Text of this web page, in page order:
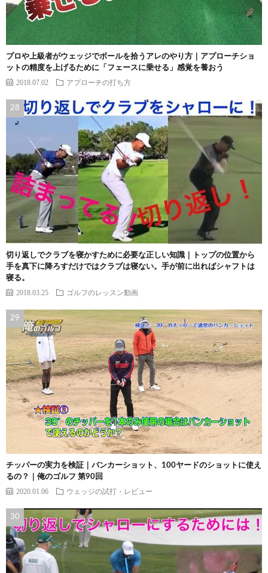
プロや上級者がウェッジでボールを拾うアレのやり方｜アプローチショ
ットの精度を上げるために「フェースに乗せる」感覚を養おう
2018.07.02 アプローチの打ち方
切り返しでクラブを寝かすために必要な正しい知識｜トップの位置から
手を真下に降ろすだけではクラブは寝ない。手が前に出ればシャフトは
寝る。
2018.03.25 ゴルフのレッスン動画
チッパーの実力を検証｜バンカーショット、100ヤードのショットに使え
るの？｜俺のゴルフ 第90回
2020.01.06 ウェッジの試打・レビュー